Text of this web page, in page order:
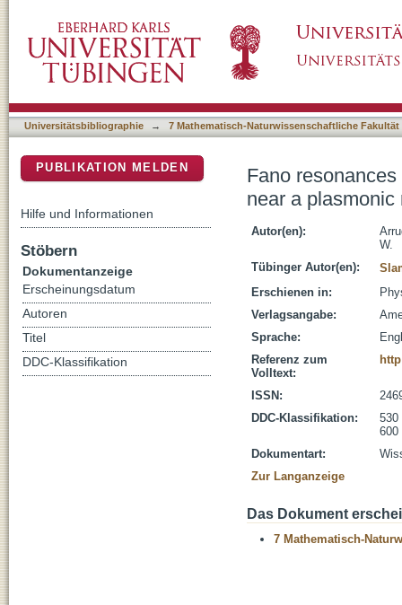
Universitätsbibliographie → 7 Mathematisch-Naturwissenschaftliche Fakultät
Fano
near a plasmonic
Autor(en):
W.
Tübinger Autor(en):
Erschienen in:
Verlagsangabe:
Sprache:
Referenz zum
Volltext:
ISSN:
DDC-Klassifikation:
530
600
Dokumentart:
Zur Langanzeige
Das Dokument
7 Mathematisch-
PUBLIKATION MELDEN
Hilfe und Informationen
Stöbern
Dokumentanzeige
Erscheinungsdatum
Autoren
Titel
DDC-Klassifikation